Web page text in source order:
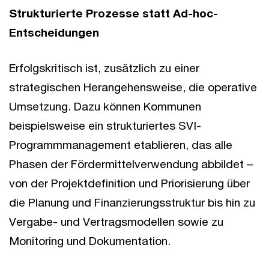
Strukturierte Prozesse statt Ad-hoc-
Entscheidungen
Erfolgskritisch ist, zusätzlich zu einer
strategischen Herangehensweise, die operative
Umsetzung. Dazu können Kommunen
beispielsweise ein strukturiertes SVI-
Programmmanagement etablieren, das alle
Phasen der Fördermittelverwendung abbildet –
von der Projektdefinition und Priorisierung über
die Planung und Finanzierungsstruktur bis hin zu
Vergabe- und Vertragsmodellen sowie zu
Monitoring und Dokumentation.